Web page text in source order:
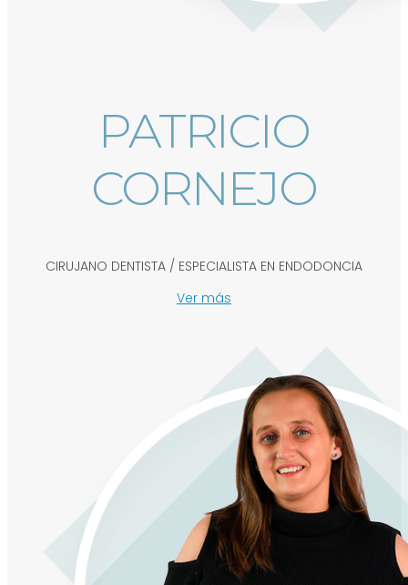
PATRICIO
CORNEJO
CIRUJANO DENTISTA / ESPECIALISTA EN ENDODONCIA
Ver más